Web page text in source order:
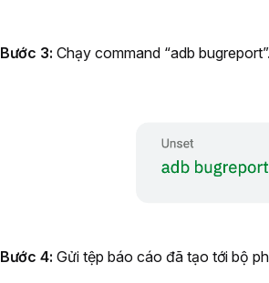
Bước 3: Chạy command “adb bugreport”.
Bước 4: Gửi tệp báo cáo đã tạo tới bộ